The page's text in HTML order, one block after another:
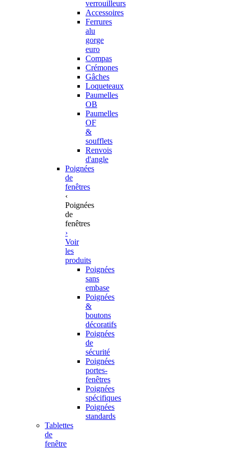
verrouilleurs
Accessoires
Ferrures
alu
gorge
euro
Compas
Crémones
Gâches
Loqueteaux
Paumelles
OB
Paumelles
OF
&
soufflets
Renvois
d'angle
Poignées
de
fenêtres
‹
Poignées
de
fenêtres
›
Voir
les
produits
Poignées
sans
embase
Poignées
&
boutons
décoratifs
Poignées
de
sécurité
Poignées
portes-
fenêtres
Poignées
spécifiques
Poignées
standards
Tablettes
de
fenêtre